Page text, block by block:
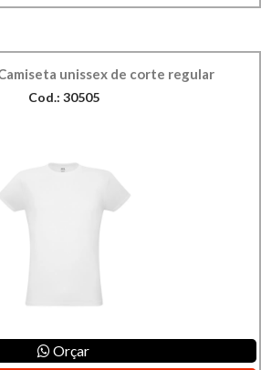
unissex de corte regular
Cod.: 30505
Orçar